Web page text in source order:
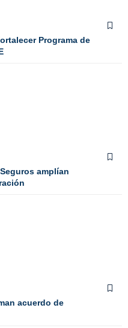
Programa de
amplían
acuerdo de